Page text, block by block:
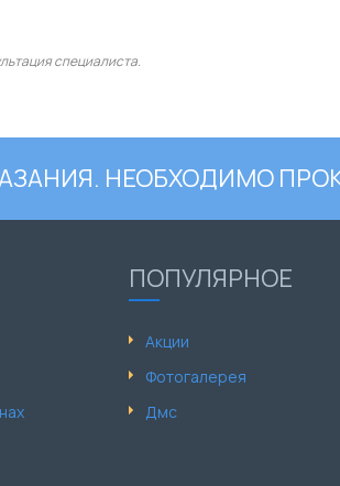
специалиста.
НЕОБХОДИМО
ПОПУЛЯРНОЕ
Акции
Фотогалерея
Дмс